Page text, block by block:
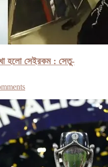
হলো সেইরকম : সেতু-